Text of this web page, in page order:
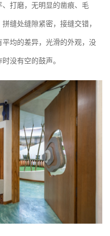
打磨，无明显的凿痕、毛
缝处缝隙紧密，接缝交错，
均的差异，光滑的外观，没
没有空的鼓声。